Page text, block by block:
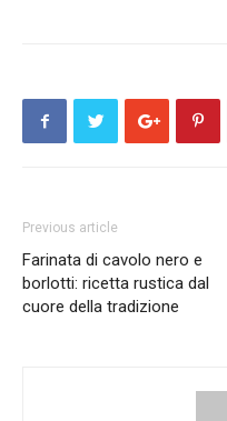
Previous article
Farinata di cavolo nero e
borlotti: ricetta rustica dal
cuore della tradizione